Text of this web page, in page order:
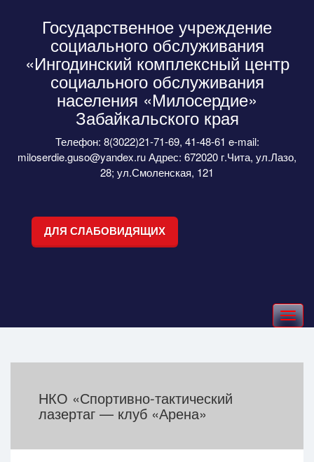
Государственное учреждение
социального обслуживания
«Ингодинский комплексный центр
социального обслуживания
населения «Милосердие»
Забайкальского края
Телефон: 8(3022)21-71-69, 41-48-61 e-mail:
miloserdie.guso@yandex.ru Адрес: 672020 г.Чита, ул.Лазо,
28; ул.Смоленская, 121
ДЛЯ СЛАБОВИДЯЩИХ
Toggle
navigation
НКО «Спортивно-тактический
лазертаг — клуб «Арена»